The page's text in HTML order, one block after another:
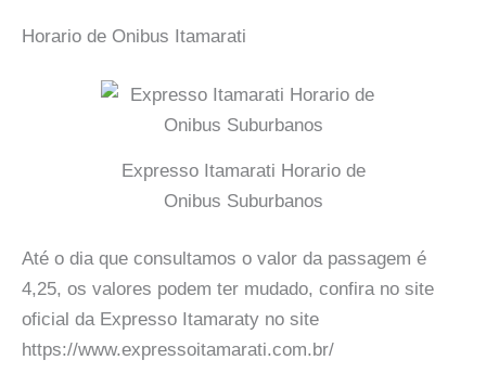
Horario de Onibus Itamarati
Expresso Itamarati Horario de
Onibus Suburbanos
Até o dia que consultamos o valor da passagem é
4,25, os valores podem ter mudado, confira no site
oficial da Expresso Itamaraty no site
https://www.expressoitamarati.com.br/